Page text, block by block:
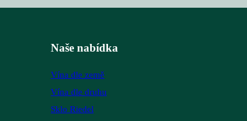
Naše nabídka
Vína dle země
Vína dle druhu
Sklo Riedel